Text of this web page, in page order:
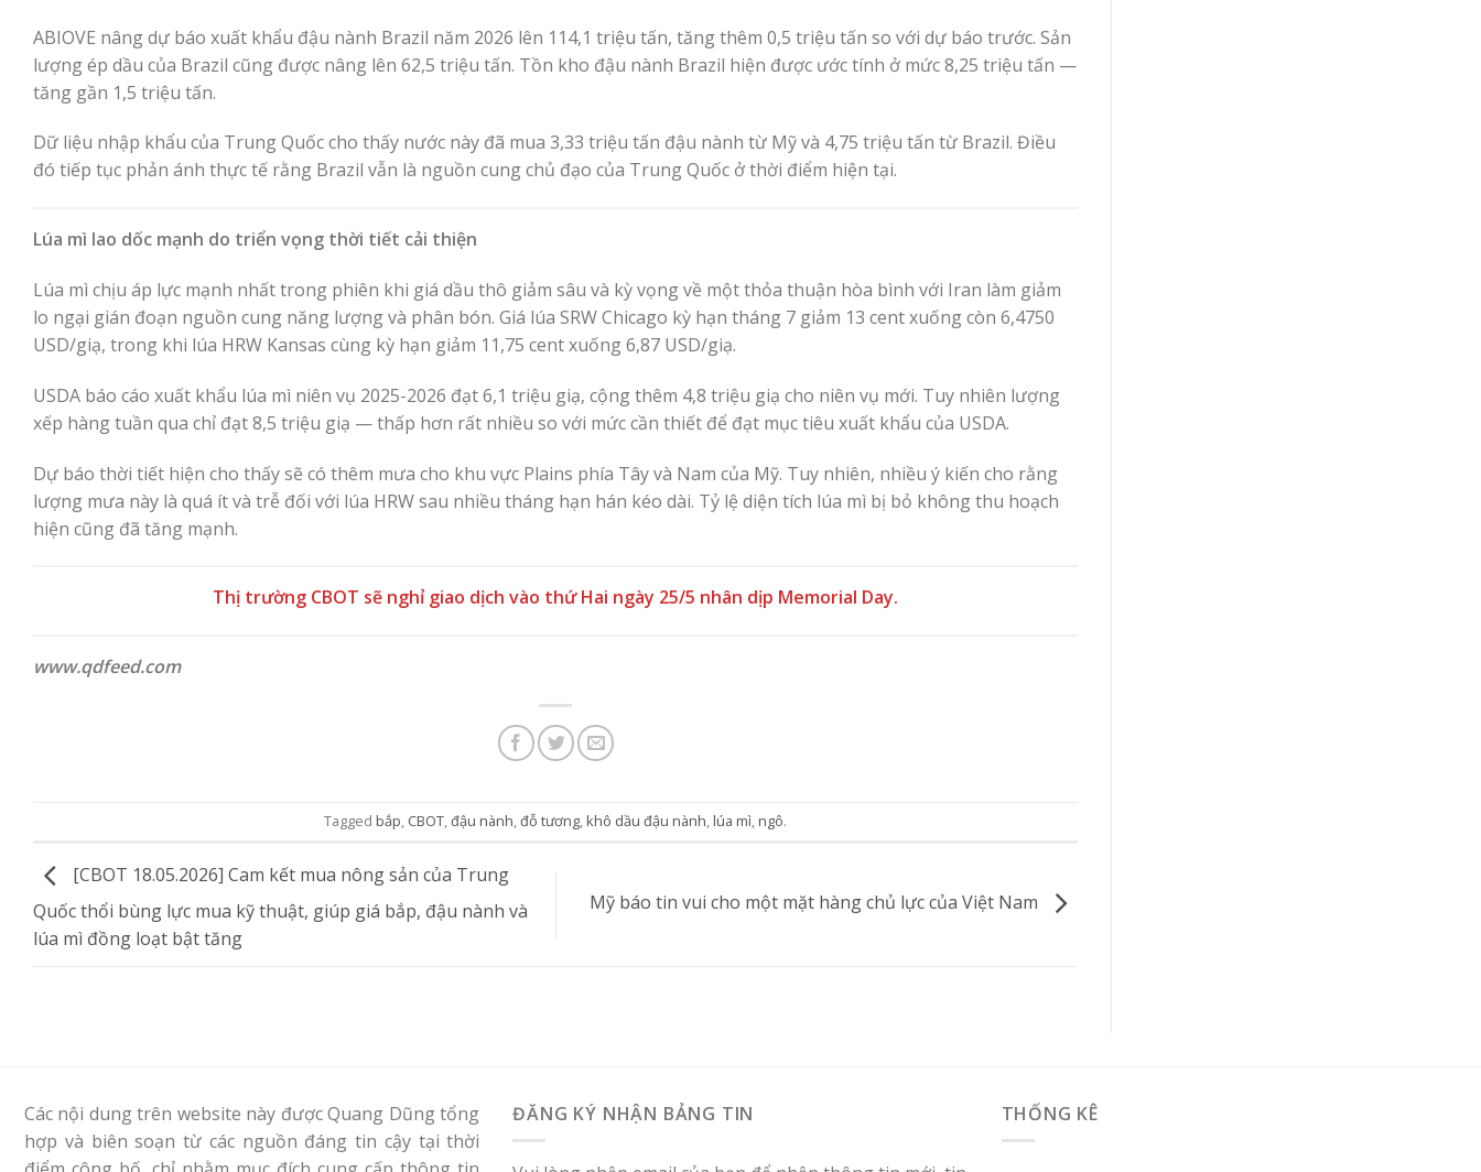
ABIOVE nâng dự báo xuất khẩu đậu nành Brazil năm 2026 lên 114,1 triệu tấn, tăng thêm 0,5 triệu tấn so với dự báo trước. Sản
lượng ép dầu của Brazil cũng được nâng lên 62,5 triệu tấn. Tồn kho đậu nành Brazil hiện được ước tính ở mức 8,25 triệu tấn —
tăng gần 1,5 triệu tấn.
Dữ liệu nhập khẩu của Trung Quốc cho thấy nước này đã mua 3,33 triệu tấn đậu nành từ Mỹ và 4,75 triệu tấn từ Brazil. Điều
đó tiếp tục phản ánh thực tế rằng Brazil vẫn là nguồn cung chủ đạo của Trung Quốc ở thời điểm hiện tại.
Lúa mì lao dốc mạnh do triển vọng thời tiết cải thiện
Lúa mì chịu áp lực mạnh nhất trong phiên khi giá dầu thô giảm sâu và kỳ vọng về một thỏa thuận hòa bình với Iran làm giảm
lo ngại gián đoạn nguồn cung năng lượng và phân bón. Giá lúa SRW Chicago kỳ hạn tháng 7 giảm 13 cent xuống còn 6,4750
USD/giạ, trong khi lúa HRW Kansas cùng kỳ hạn giảm 11,75 cent xuống 6,87 USD/giạ.
USDA báo cáo xuất khẩu lúa mì niên vụ 2025-2026 đạt 6,1 triệu giạ, cộng thêm 4,8 triệu giạ cho niên vụ mới. Tuy nhiên lượng
xếp hàng tuần qua chỉ đạt 8,5 triệu giạ — thấp hơn rất nhiều so với mức cần thiết để đạt mục tiêu xuất khẩu của USDA.
Dự báo thời tiết hiện cho thấy sẽ có thêm mưa cho khu vực Plains phía Tây và Nam của Mỹ. Tuy nhiên, nhiều ý kiến cho rằng
lượng mưa này là quá ít và trễ đối với lúa HRW sau nhiều tháng hạn hán kéo dài. Tỷ lệ diện tích lúa mì bị bỏ không thu hoạch
hiện cũng đã tăng mạnh.
Thị trường CBOT sẽ nghỉ giao dịch vào thứ Hai ngày 25/5 nhân dịp Memorial Day.
www.qdfeed.com
Tagged bắp, CBOT,đậu nành,đỗ tương, khô dầu đậu nành, lúa mì, ngô.
[CBOT 18.05.2026] Cam kết mua nông sản của Trung
Quốc thổi bùng lực mua kỹ thuật, giúp giá bắp, đậu nành và
lúa mì đồng loạt bật tăng
Mỹ báo tin vui cho một mặt hàng chủ lực của Việt Nam
Các nội dung trên website này được Quang Dũng tổng
hợp và biên soạn từ các nguồn đáng tin cậy tại thời
ĐĂNG KÝ NHẬN BẢNG TIN THỐNG KÊ